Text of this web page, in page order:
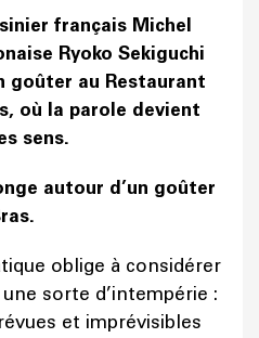
français Michel
Ryoko Sekiguchi
goûter au Restaurant
où la parole devient
sens.
autour d’un goûter
oblige à considérer
sorte d’intempérie :
et imprévisibles